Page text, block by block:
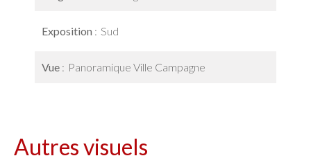
Exposition Sud
Vue Panoramique Ville Campagne
Autres visuels